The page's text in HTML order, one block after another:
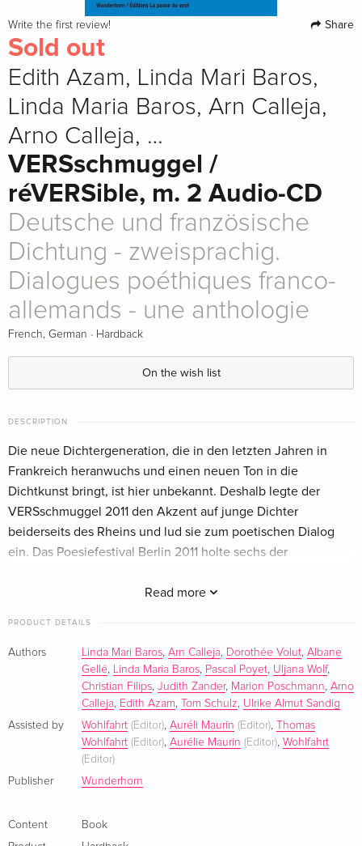
Write the first review! Share
Sold out
Edith Azam, Linda Mari Baros,
Linda Maria Baros, Arn Calleja,
Arno Calleja, …
VERSschmuggel /
réVERSible, m. 2 Audio-CD
Deutsche und französische
Dichtung - zweisprachig.
Dialogues poéthiques franco-
allemands - une anthologie
French, German · Hardback
On the wish list
DESCRIPTION
Read more
Die neue Dichtergeneration, die in den letzten Jahren in
Frankreich heranwuchs und einen neuen Ton in die
Dichtkunst bringt, ist hier unbekannt. Deshalb legte der
VERSschmuggel 2011 den Akzent auf junge Dichter
beiderseits des Rheins und lud sie zum poetischen Dialog
ein. Das Poesiefestival Berlin 2011 holte sechs der
Azam, Arno Calleja, Linda Maria Baros, Albane Gellé, Pascal
Almut Sandig, Tom Schulz, Uljana Wolf und Judith Zander
arbeiten sie paarweise an der Übersetzung ihrer Werke in die
andere Sprache, mit Hilfe eines Sprachmittlers und
Interlinearübersetzungen. Auf den beiliegenden Cs hören
Sie die Dichter ihre Verse selbst lesen.Das Buch erscheint in
Koproduktion mit: éditions La passe du vent, Vénissieux bei
Lyon. ARTE, SWR 2 und das Deutsch-französische
PRODUCT DETAILS
Authors Linda Mari Baros, Arn Calleja, Dorothée Volut, Albane
Gellé, Linda Maria Baros, Pascal Poyet, Uljana Wolf,
Christian Filips, Judith Zander, Marion Poschmann, Arno
Calleja, Edith Azam, Tom Schulz, Ulrike Almut Sandig
Assisted by
Wohlfahrt (Editor), Auréli Maurin (Editor), Thomas
Wohlfahrt (Editor), Aurélie Maurin (Editor), Wohlfahrt
(Editor)
Publisher
Wunderhorn
Content
Book